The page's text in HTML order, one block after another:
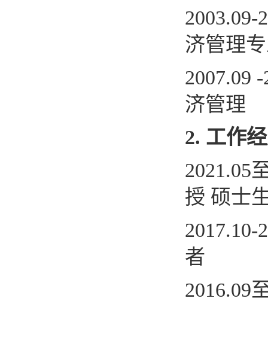
2003.09-
济管理
2007.09
济管理
2. 工作
2021.05
授 硕士
2017.10-
者
2016.09